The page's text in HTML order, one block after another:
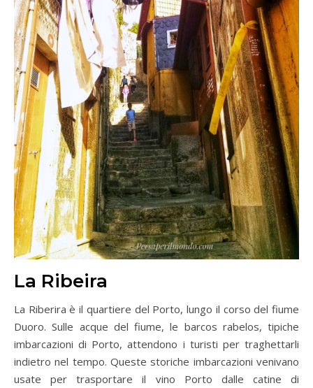
La Ribeira
La Riberira è il quartiere del Porto, lungo il corso del fiume
Duoro. Sulle acque del fiume, le barcos rabelos, tipiche
imbarcazioni di Porto, attendono i turisti per traghettarli
indietro nel tempo. Queste storiche imbarcazioni venivano
usate per trasportare il vino Porto dalle catine di